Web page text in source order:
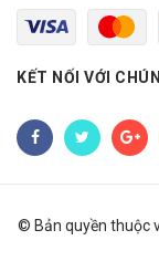
KẾT NỐI VỚI
© Bản quyền thuộc